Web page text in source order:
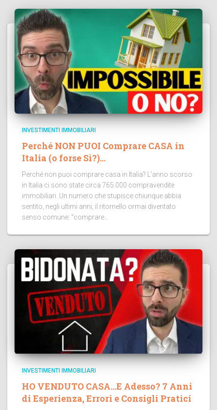
INVESTIMENTI IMMOBILIARI
Perché NON PUOI Comprare CASA in
Italia (o forse Sì?)…
Perché non puoi comprare casa in Italia? L’anno scorso
in Italia ci sono state circa 765.000 compravendite
immobiliari. Un numero che stupisce chiunque abbia
sentito, negli ultimi anni, il ritornello ormai diventato
senso comune: “comprare...
INVESTIMENTI IMMOBILIARI
HO VENDUTO CASA…E Adesso? 7 Anni
di Esperienza, Errori e Consigli Pratici